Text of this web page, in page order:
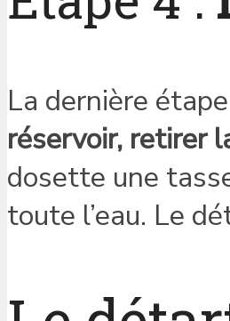
La dernière
réservoir, retirer
dosette une
toute l’eau. Le